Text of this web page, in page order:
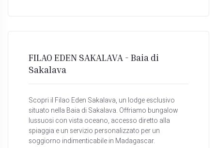
FILAO EDEN SAKALAVA - Baia di
Sakalava
Scopri il Filao Eden Sakalava, un lodge esclusivo
situato nella Baia di Sakalava. Offriamo bungalow
lussuosi con vista oceano, accesso diretto alla
spiaggia e un servizio personalizzato per un
soggiorno indimenticabile in Madagascar.